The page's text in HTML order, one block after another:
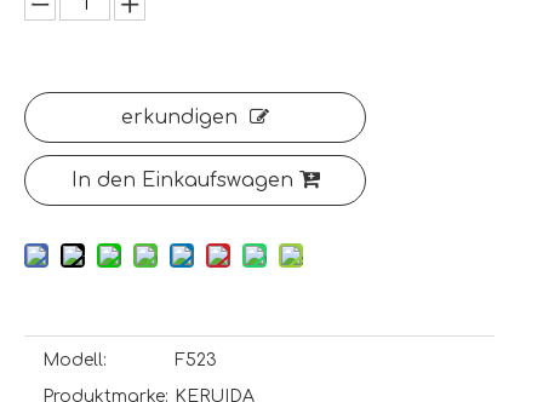
erkundigen
In den Einkaufswagen
Modell:
F523
Produktmarke: KERUIDA